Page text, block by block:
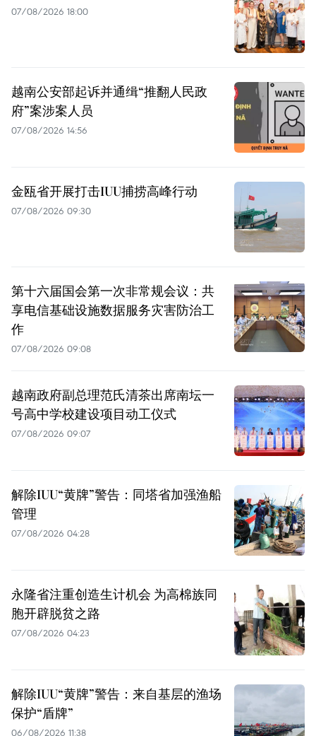
07/08/2026 18:00
越南公安部起诉并通缉“推翻人民政
府”案涉案人员
07/08/2026 14:56
金瓯省开展打击IUU捕捞高峰行动
07/08/2026 09:30
第十六届国会第一次非常规会议：共
享电信基础设施数据服务灾害防治工
作
07/08/2026 09:08
越南政府副总理范氏清茶出席南坛一
号高中学校建设项目动工仪式
07/08/2026 09:07
解除IUU“黄牌”警告：同塔省加强渔船
管理
07/08/2026 04:28
永隆省注重创造生计机会 为高棉族同
胞开辟脱贫之路
07/08/2026 04:23
解除IUU“黄牌”警告：来自基层的渔场
保护“盾牌”
06/08/2026 11:38